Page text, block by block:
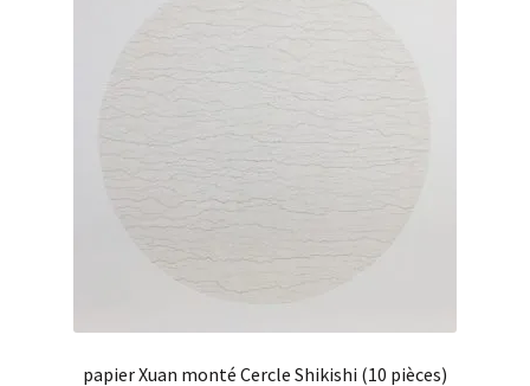
papier Xuan monté Cercle Shikishi (10 pièces)